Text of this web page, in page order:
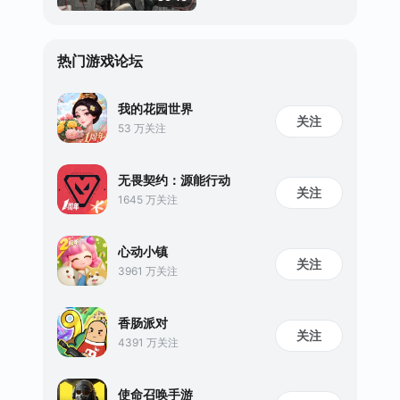
热门游戏论坛
我的花园世界
53 万关注 关注
无畏契约：源能行动
1645 万关注 关注
心动小镇
3961 万关注 关注
香肠派对
4391 万关注 关注
使命召唤手游